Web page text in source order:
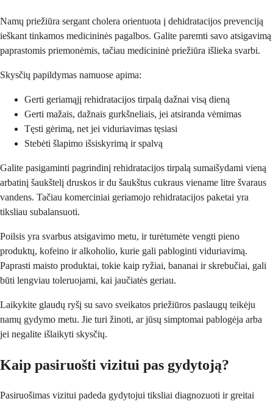
Namų priežiūra sergant cholera orientuota į dehidratacijos prevenciją
ieškant tinkamos medicininės pagalbos. Galite paremti savo atsigavimą
paprastomis priemonėmis, tačiau medicininė priežiūra išlieka svarbi.
Skysčių papildymas namuose apima:
Gerti geriamąjį rehidratacijos tirpalą dažnai visą dieną
Gerti mažais, dažnais gurkšneliais, jei atsiranda vėmimas
Tęsti gėrimą, net jei viduriavimas tęsiasi
Stebėti šlapimo išsiskyrimą ir spalvą
Galite pasigaminti pagrindinį rehidratacijos tirpalą sumaišydami vieną
arbatinį šaukštelį druskos ir du šaukštus cukraus viename litre švaraus
vandens. Tačiau komerciniai geriamojo rehidratacijos paketai yra
tiksliau subalansuoti.
Poilsis yra svarbus atsigavimo metu, ir turėtumėte vengti pieno
produktų, kofeino ir alkoholio, kurie gali pabloginti viduriavimą.
Paprasti maisto produktai, tokie kaip ryžiai, bananai ir skrebučiai, gali
būti lengviau toleruojami, kai jaučiatės geriau.
Laikykite glaudų ryšį su savo sveikatos priežiūros paslaugų teikėju
namų gydymo metu. Jie turi žinoti, ar jūsų simptomai pablogėja arba
jei negalite išlaikyti skysčių.
Kaip pasiruošti vizitui pas gydytoją?
Pasiruošimas vizitui padeda gydytojui tiksliai diagnozuoti ir greitai